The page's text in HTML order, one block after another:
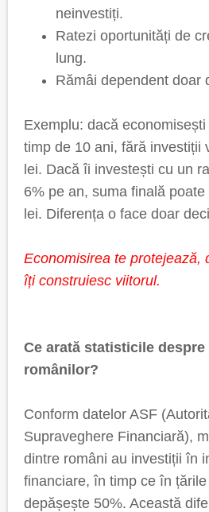
neinvestiți.
Ratezi oportunități de
lung.
Rămâi dependent doar
Exemplu: dacă
timp de 10 ani, fără investiții
lei. Dacă îi investești cu un
6% pe an, suma finală
lei. Diferența o face doar
Economisirea te protejează,
îți construiesc viitorul.
Ce arată statisticile
românilor?
Conform datelor ASF
Supraveghere Financiară),
dintre români au investiții în
financiare, în timp ce în țările
depășește 50%. Această